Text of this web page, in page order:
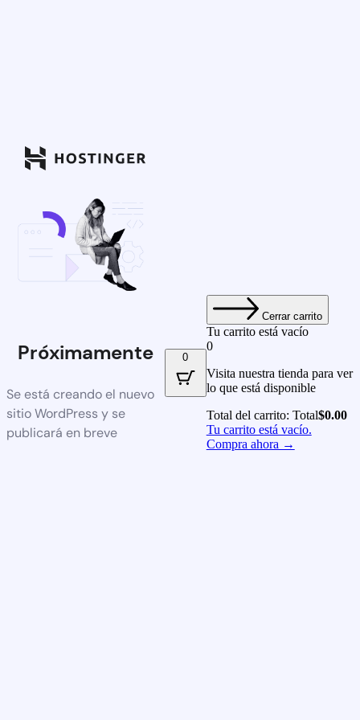
Próximamente
Se está creando el nuevo
sitio WordPress y se
publicará en breve
0
Cerrar carrito
Tu carrito está vacío
0
Visita nuestra tienda para ver
lo que está disponible
Total del carrito: Total$0.00
Tu carrito está vacío.
Compra ahora →